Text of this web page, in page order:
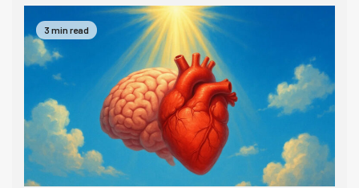
3 min read